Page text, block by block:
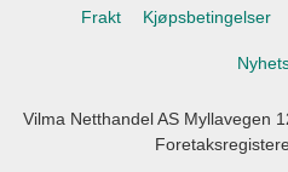
Frakt Kjøpsbetingelser
Vilma Netthandel AS Myllavegen